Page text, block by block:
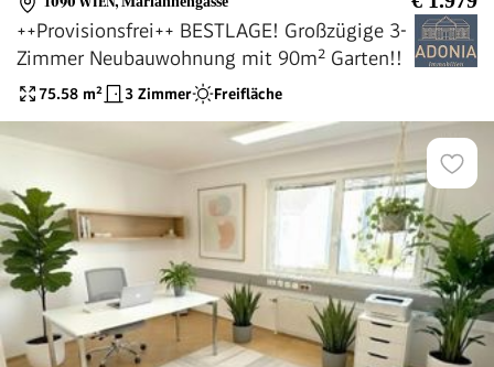
++Provisionsfrei++ BESTLAGE! Großzügige 3-
Zimmer Neubauwohnung mit 90m² Garten!!
75.58 m² 3 Zimmer Freifläche